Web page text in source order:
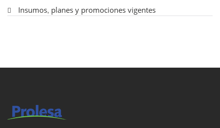
Insumos, planes y promociones vigentes